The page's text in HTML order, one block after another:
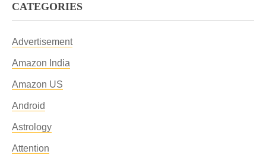
CATEGORIES
Advertisement
Amazon India
Amazon US
Android
Astrology
Attention